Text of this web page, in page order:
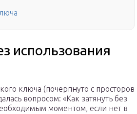
использования
ключа (почерпнуто с просторов
вопросом: «Как затянуть без
моментом, если нет в